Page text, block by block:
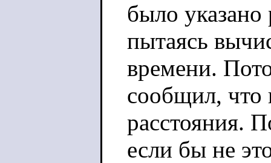
было указано
пытаясь
времени.
сообщил, что
расстояния.
если бы не